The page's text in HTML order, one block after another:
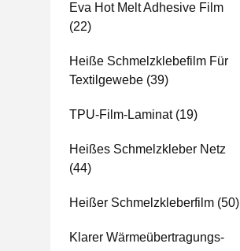
Eva Hot Melt Adhesive Film
(22)
Heiße Schmelzklebefilm Für
Textilgewebe (39)
TPU-Film-Laminat(19)
Heißes Schmelzkleber Netz
(44)
Heißer Schmelzkleberfilm (50)
Klarer Wärmeübertragungs-